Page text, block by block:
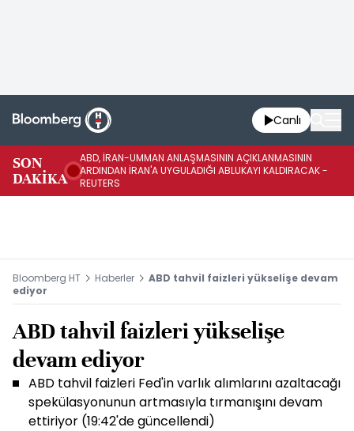
Canlı
SON
DAKİKA
ABD, İRAN-UMMAN ANLAŞMASININ AÇIKLANMASININ
ARDINDAN İRAN'A UYGULADIĞI ABLUKAYI KALDIRACAK -
REUTERS
Bloomberg HT Haberler
ABD tahvil faizleri yükselişe devam
ediyor
ABD tahvil faizleri yükselişe
devam ediyor
ABD tahvil faizleri Fed'in varlık alımlarını azaltacağı
spekülasyonunun artmasıyla tırmanışını devam
ettiriyor (19:42'de güncellendi)